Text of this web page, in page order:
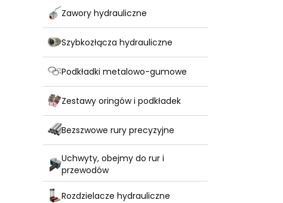
Zawory hydrauliczne
Szybkozłącza hydrauliczne
Podkładki metalowo-gumowe
Zestawy oringów i podkładek
Bezszwowe rury precyzyjne
Uchwyty, obejmy do rur i
przewodów
Rozdzielacze hydrauliczne